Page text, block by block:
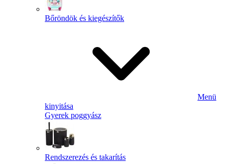
Bőröndök és kiegészítők
Menü
kinyitása
Gyerek poggyász
Rendszerezés és takarítás